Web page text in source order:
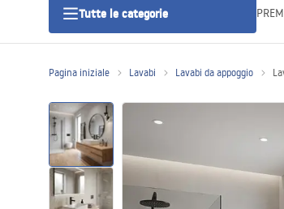
Tutte le categorie
Porte doccia
Piatti doccia da bagno
Pagina iniziale Lavabi Lavabi da appoggio